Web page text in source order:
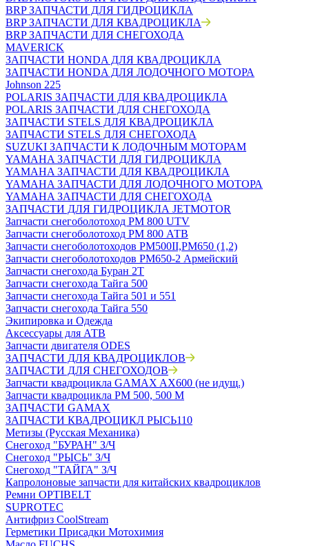
BRP ЗАПЧАСТИ ДЛЯ ГИДРОЦИКЛА
BRP ЗАПЧАСТИ ДЛЯ КВАДРОЦИКЛА
BRP ЗАПЧАСТИ ДЛЯ СНЕГОХОДА
MAVERICK
ЗАПЧАСТИ HONDA ДЛЯ КВАДРОЦИКЛА
ЗАПЧАСТИ HONDA ДЛЯ ЛОДОЧНОГО МОТОРА
Johnson 225
POLARIS ЗАПЧАСТИ ДЛЯ КВАДРОЦИКЛА
POLARIS ЗАПЧАСТИ ДЛЯ СНЕГОХОДА
ЗАПЧАСТИ STELS ДЛЯ КВАДРОЦИКЛА
ЗАПЧАСТИ STELS ДЛЯ СНЕГОХОДА
SUZUKI ЗАПЧАСТИ К ЛОДОЧНЫМ МОТОРАМ
YAMAHA ЗАПЧАСТИ ДЛЯ ГИДРОЦИКЛА
YAMAHA ЗАПЧАСТИ ДЛЯ КВАДРОЦИКЛА
YAMAHA ЗАПЧАСТИ ДЛЯ ЛОДОЧНОГО МОТОРА
YAMAHA ЗАПЧАСТИ ДЛЯ СНЕГОХОДА
ЗАПЧАСТИ ДЛЯ ГИДРОЦИКЛА JETMOTOR
Запчасти снегоболотоход РМ 800 UTV
Запчасти снегоболотоход РМ 800 АТВ
Запчасти снегоболотоходов РМ500II,РМ650 (1,2)
Запчасти снегоболотоходов РМ650-2 Армейский
Запчасти снегохода Буран 2Т
Запчасти снегохода Тайга 500
Запчасти снегохода Тайга 501 и 551
Запчасти снегохода Тайга 550
Экипировка и Одежда
Аксессуары для АТВ
Запчасти двигателя ODES
ЗАПЧАСТИ ДЛЯ КВАДРОЦИКЛОВ
ЗАПЧАСТИ ДЛЯ СНЕГОХОДОВ
Запчасти квадроцикла GAMAX AX600 (не идущ.)
Запчасти квадроцикла РМ 500, 500 М
ЗАПЧАСТИ GAMAX
ЗАПЧАСТИ КВАДРОЦИКЛ РЫСЬ110
Метизы (Русская Механика)
Снегоход "БУРАН" З/Ч
Снегоход "РЫСЬ" З/Ч
Снегоход "ТАЙГА" З/Ч
Капролоновые запчасти для китайских квадроциклов
Ремни OPTIBELT
SUPROTEC
Антифриз CoolStream
Герметики Присадки Мотохимия